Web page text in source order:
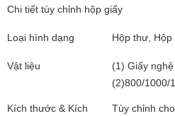
Chi tiết tùy chỉnh hộp giấy
Loại hình dạng Hộp thư, Hộp
Vật liệu
(1) Giấy
(2)800/1000/
Kích thước & Kích
Tùy chỉnh cho